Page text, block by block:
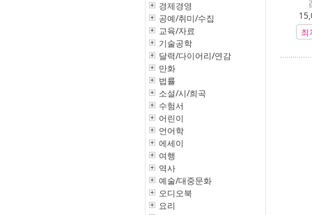
경제경영
공예/취미/수집
교육/자료
기술공학
달력/다이어리/연감
만화
법률
소설/시/희곡
수험서
어린이
언어학
에세이
여행
역사
예술/대중문화
오디오북
요리
최